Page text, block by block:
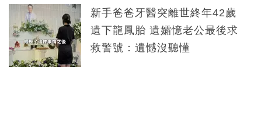
新手爸爸牙醫突離世終年42歲
遺下龍鳳胎 遺孀憶老公最後求
救警號：遺憾沒聽懂